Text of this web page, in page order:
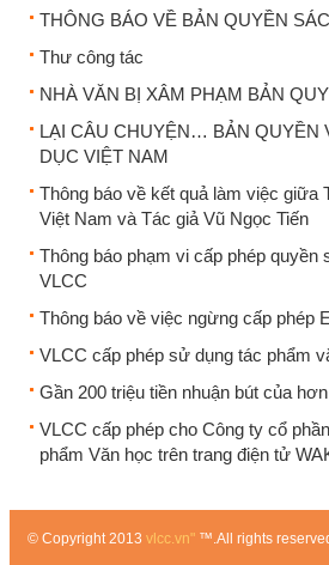
THÔNG BÁO VỀ BẢN QUYỀN
Thư công tác
NHÀ VĂN BỊ XÂM PHẠM BẢN
LẠI CÂU CHUYỆN… BẢN QUYỀN
DỤC VIỆT NAM
Thông báo về kết quả làm việc giữa
Việt Nam và Tác giả Vũ Ngọc Tiến
Thông báo phạm vi cấp phép
VLCC
Thông báo về việc ngừng cấp phép
VLCC cấp phép sử dụng tác phẩm
Gần 200 triệu tiền nhuận bút của
VLCC cấp phép cho Công ty cổ
phẩm Văn học trên trang điện tử
© Copyright 2013 vlcc.vn"™.All rights